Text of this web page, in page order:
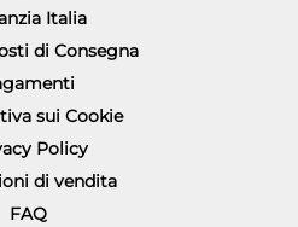
Italia
di Consegna
sui Cookie
Policy
di vendita
FAQ